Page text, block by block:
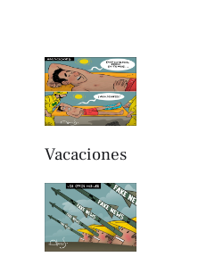
Vacaciones